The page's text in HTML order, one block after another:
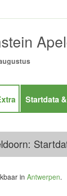
Startdata
in Antwerpen.